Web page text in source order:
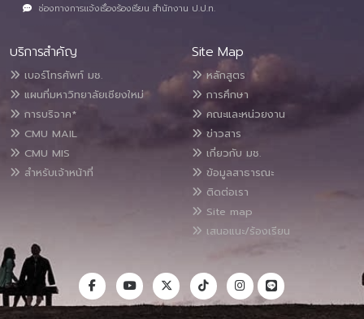
ช่องทางการแจ้งเรื่องร้องเรียน สำนักงาน ป.ป.ท.
บริการสำคัญ
เบอร์โทรศัพท์ มช.
แผนที่มหาวิทยาลัยเชียงใหม่
การบริจาค*
CMU MAIL
CMU MIS
สำหรับเจ้าหน้าที่
Site Map
หลักสูตร
การศึกษา
คณะและหน่วยงาน
ข่าวสาร
เกี่ยวกับ มช.
ข้อมูลสาธารณะ
ติดต่อเรา
Site map
เสนอแนะ/ร้องเรียน